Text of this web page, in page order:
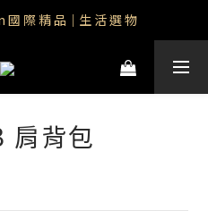
IP授權品牌｜Care Bears
際 精 品｜生 活 選 物
服 飾 | 自 訂 品 牌 服 飾
肩背包